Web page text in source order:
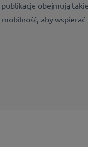
publikacje obejmują
aby wspierać